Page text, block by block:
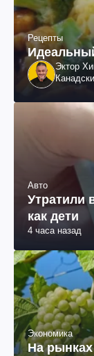
Рецепты
Эктор
Авто
Утратили
как дети
4 часа назад
Экономика
На